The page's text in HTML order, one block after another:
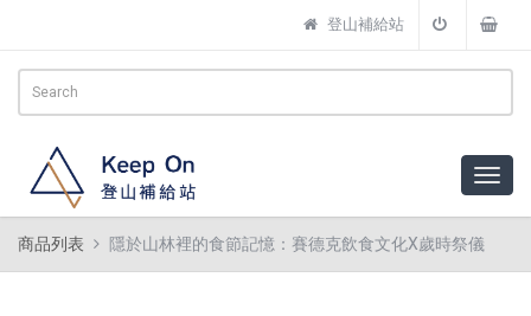
登山補給站
商品列表 隱於山林裡的食節記憶：賽德克飲食文化X歲時祭儀